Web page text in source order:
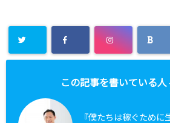
この記事を書いている人
『僕たちは稼ぐために